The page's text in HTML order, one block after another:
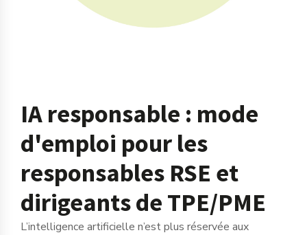
IA responsable : mode
d'emploi pour les
responsables RSE et
dirigeants de TPE/PME
L’intelligence artificielle n’est plus réservée aux